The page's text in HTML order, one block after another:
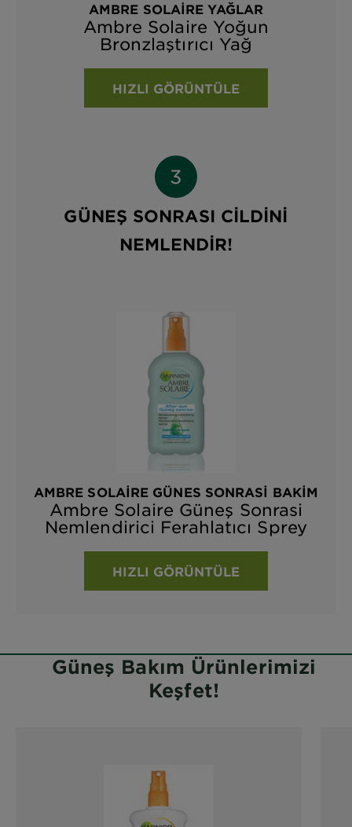
AMBRE SOLAIRE YAĞLAR
Ambre Solaire Yoğun
Bronzlaştırıcı Yağ
HIZLI GÖRÜNTÜLE
GÜNEŞ SONRASI CİLDİNİ
NEMLENDİR!
AMBRE SOLAIRE GÜNES SONRASI BAKIM
Ambre Solaire Güneş Sonrasi
Nemlendirici Ferahlatıcı Sprey
HIZLI GÖRÜNTÜLE
Güneş Bakım Ürünlerimizi
Keşfet!